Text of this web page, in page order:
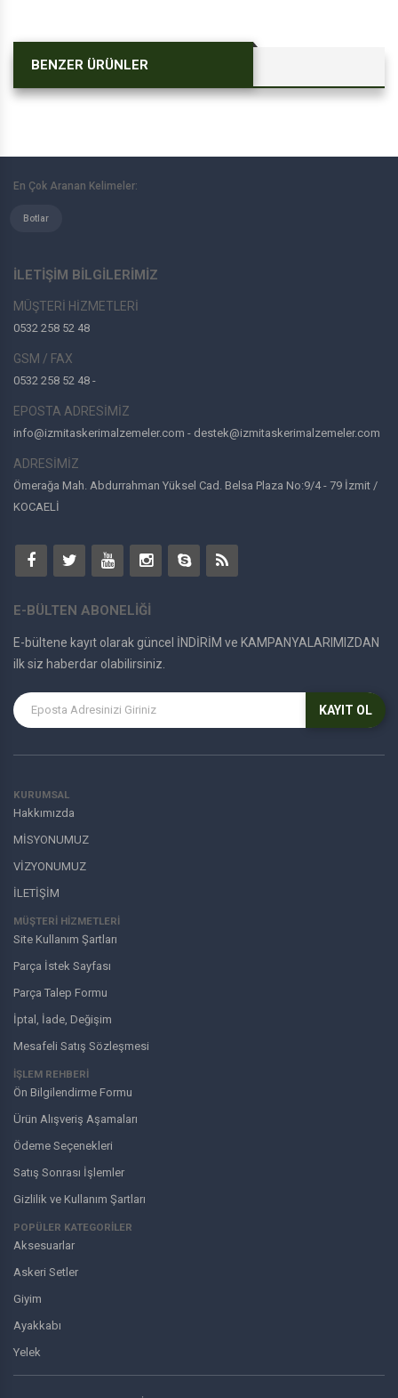
BENZER ÜRÜNLER
En Çok Aranan Kelimeler:
Botlar
İLETİŞİM BİLGİLERİMİZ
MÜŞTERİ HİZMETLERİ
0532 258 52 48
GSM / FAX
0532 258 52 48 -
EPOSTA ADRESİMİZ
info@izmitaskerimalzemeler.com - destek@izmitaskerimalzemeler.com
ADRESİMİZ
Ömerağa Mah. Abdurrahman Yüksel Cad. Belsa Plaza No:9/4 - 79 İzmit /
KOCAELİ
E-BÜLTEN ABONELİĞİ
E-bültene kayıt olarak güncel İNDİRİM ve KAMPANYALARIMIZDAN
ilk siz haberdar olabilirsiniz.
KAYIT OL
KURUMSAL
Hakkımızda
MİSYONUMUZ
VİZYONUMUZ
İLETİŞİM
MÜŞTERI HIZMETLERI
Site Kullanım Şartları
Parça İstek Sayfası
Parça Talep Formu
İptal, İade, Değişim
Mesafeli Satış Sözleşmesi
İŞLEM REHBERİ
Ön Bilgilendirme Formu
Ürün Alışveriş Aşamaları
Ödeme Seçenekleri
Satış Sonrası İşlemler
Gizlilik ve Kullanım Şartları
POPÜLER KATEGORİLER
Aksesuarlar
Askeri Setler
Giyim
Ayakkabı
Yelek